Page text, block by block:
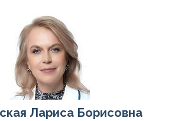
Лариса Борисовна